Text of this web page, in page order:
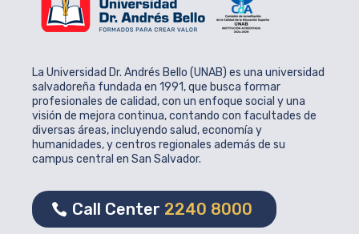
La Universidad Dr. Andrés Bello (UNAB) es una universidad
salvadoreña fundada en 1991, que busca formar
profesionales de calidad, con un enfoque social y una
visión de mejora continua, contando con facultades de
diversas áreas, incluyendo salud, economía y
humanidades, y centros regionales además de su
campus central en San Salvador.
Call Center 2240 8000